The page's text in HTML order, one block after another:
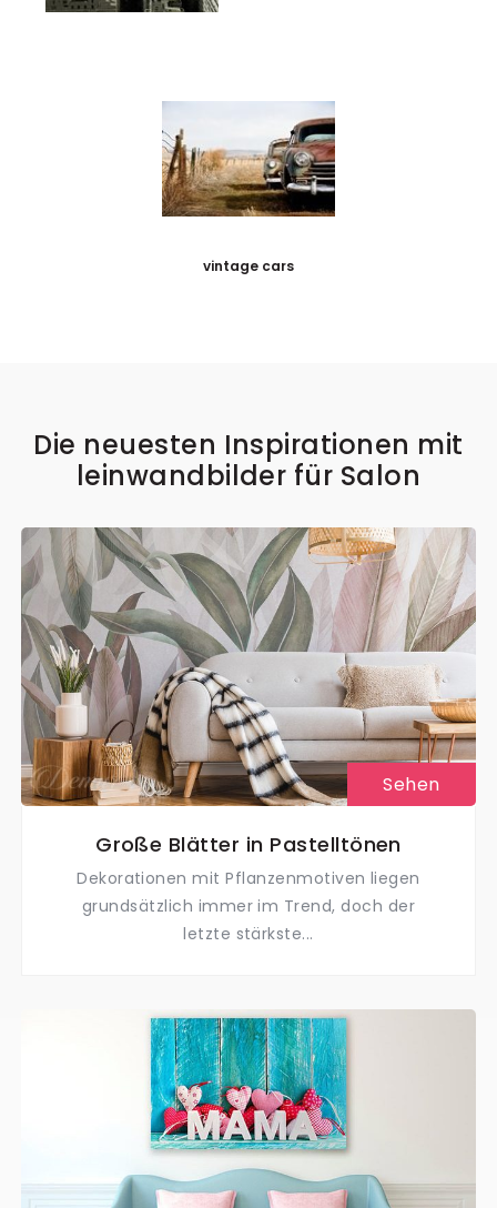
vintage cars
Die neuesten Inspirationen mit
leinwandbilder für Salon
Sehen
Große Blätter in Pastelltönen
Dekorationen mit Pflanzenmotiven liegen
grundsätzlich immer im Trend, doch der
letzte stärkste...